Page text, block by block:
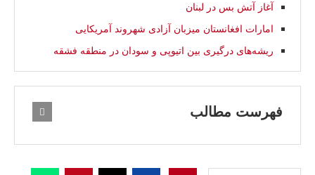
آغاز آتش‌ بس در لبنان
امارات افغانستان میزبان آزادی شهروند آمریکایی
ریشه‌های درگیری بین اتیوپی و سودان در منطقه فشقه
فهرست مطالب